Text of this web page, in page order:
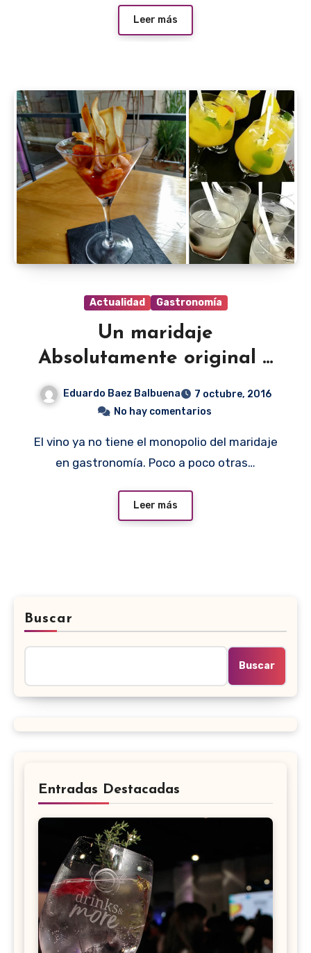
Leer más
Actualidad Gastronomía
Un maridaje
Absolutamente original e
Eduardo Baez Balbuena
7 octubre, 2016
No hay comentarios
El vino ya no tiene el monopolio del maridaje
en gastronomía. Poco a poco otras…
Leer más
Buscar
Buscar
Entradas Destacadas